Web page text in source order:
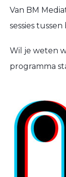
Van BM
sessies
Wil je weten
programma